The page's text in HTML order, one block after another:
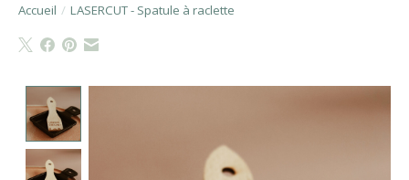
Accueil / LASERCUT - Spatule à raclette